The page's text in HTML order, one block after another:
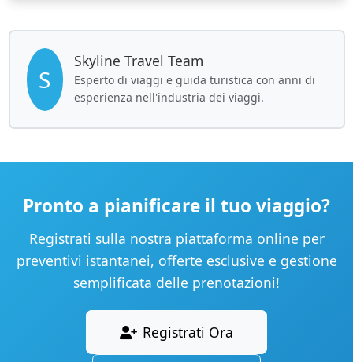
S
Skyline Travel Team
Esperto di viaggi e guida turistica con anni di
esperienza nell'industria dei viaggi.
Pronto a pianificare il tuo viaggio?
Registrati sulla nostra piattaforma online per
preventivi istantanei, offerte esclusive e gestione
semplificata delle prenotazioni!
Registrati Ora